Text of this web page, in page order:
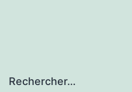
Rechercher…